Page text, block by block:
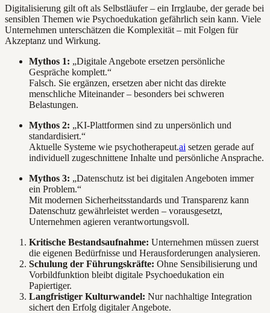
Digitalisierung gilt oft als Selbstläufer – ein Irrglaube, der gerade bei
sensiblen Themen wie Psychoedukation gefährlich sein kann. Viele
Unternehmen unterschätzen die Komplexität – mit Folgen für
Akzeptanz und Wirkung.
Mythos 1: „Digitale Angebote ersetzen persönliche
Gespräche komplett.“
Falsch. Sie ergänzen, ersetzen aber nicht das direkte
menschliche Miteinander – besonders bei schweren
Belastungen.
Mythos 2: „KI-Plattformen sind zu unpersönlich und
standardisiert.“
Aktuelle Systeme wie psychotherapeut.ai setzen gerade auf
individuell zugeschnittene Inhalte und persönliche Ansprache.
Mythos 3: „Datenschutz ist bei digitalen Angeboten immer
ein Problem.“
Mit modernen Sicherheitsstandards und Transparenz kann
Datenschutz gewährleistet werden – vorausgesetzt,
Unternehmen agieren verantwortungsvoll.
Kritische Bestandsaufnahme: Unternehmen müssen zuerst
die eigenen Bedürfnisse und Herausforderungen analysieren.
Schulung der Führungskräfte: Ohne Sensibilisierung und
Vorbildfunktion bleibt digitale Psychoedukation ein
Papiertiger.
Langfristiger Kulturwandel: Nur nachhaltige Integration
sichert den Erfolg digitaler Angebote.